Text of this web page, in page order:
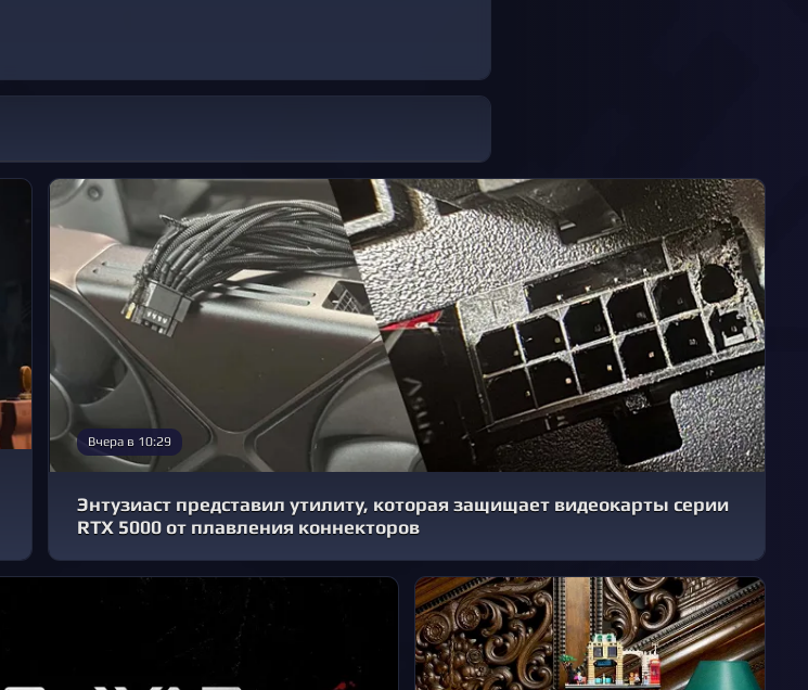
Вчера в 10:29
Энтузиаст представил утилиту, которая защищает видеокарты серии
RTX 5000 от плавления коннекторов